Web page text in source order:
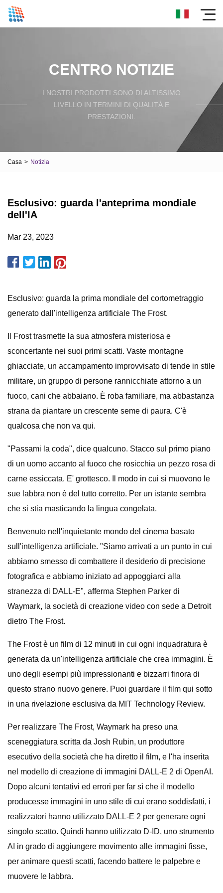
CENTRO NOTIZIE
I NOSTRI PRODOTTI SONO DI ALTISSIMO
LIVELLO IN TERMINI DI QUALITÀ E
PRESTAZIONI.
Casa > Notizia
Esclusivo: guarda l'anteprima mondiale
dell'IA
Mar 23, 2023
Esclusivo: guarda la prima mondiale del cortometraggio
generato dall'intelligenza artificiale The Frost.
Il Frost trasmette la sua atmosfera misteriosa e
sconcertante nei suoi primi scatti. Vaste montagne
ghiacciate, un accampamento improvvisato di tende in stile
militare, un gruppo di persone rannicchiate attorno a un
fuoco, cani che abbaiano. È roba familiare, ma abbastanza
strana da piantare un crescente seme di paura. C'è
qualcosa che non va qui.
"Passami la coda", dice qualcuno. Stacco sul primo piano
di un uomo accanto al fuoco che rosicchia un pezzo rosa di
carne essiccata. E' grottesco. Il modo in cui si muovono le
sue labbra non è del tutto corretto. Per un istante sembra
che si stia masticando la lingua congelata.
Benvenuto nell'inquietante mondo del cinema basato
sull'intelligenza artificiale. "Siamo arrivati ​​​​a un punto in cui
abbiamo smesso di combattere il desiderio di precisione
fotografica e abbiamo iniziato ad appoggiarci alla
stranezza di DALL-E", afferma Stephen Parker di
Waymark, la società di creazione video con sede a Detroit
dietro The Frost.
The Frost è un film di 12 minuti in cui ogni inquadratura è
generata da un'intelligenza artificiale che crea immagini. È
uno degli esempi più impressionanti e bizzarri finora di
questo strano nuovo genere. Puoi guardare il film qui sotto
in una rivelazione esclusiva da MIT Technology Review.
Per realizzare The Frost, Waymark ha preso una
sceneggiatura scritta da Josh Rubin, un produttore
esecutivo della società che ha diretto il film, e l'ha inserita
nel modello di creazione di immagini DALL-E 2 di OpenAI.
Dopo alcuni tentativi ed errori per far sì che il modello
producesse immagini in uno stile di cui erano soddisfatti, i
realizzatori hanno utilizzato DALL-E 2 per generare ogni
singolo scatto. Quindi hanno utilizzato D-ID, uno strumento
AI in grado di aggiungere movimento alle immagini fisse,
per animare questi scatti, facendo battere le palpebre e
muovere le labbra.